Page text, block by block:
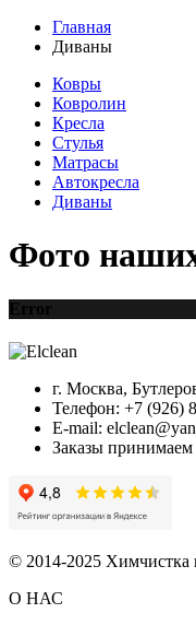
Главная
Диваны
Ковры
Ковролин
Кресла
Стулья
Матрасы
Автокресла
Диваны
Фото
Error
г. Москва,
Телефон: +7 (926)
E-mail:
Заказы принимаем
© 2014-2025 Химчистка
О НАС